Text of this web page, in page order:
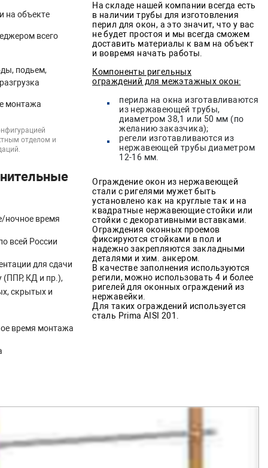
на объекте
всего
подьем,
монтажа
отделом и
ночное время
всей России
для сдачи
(ППР, КД и пр.),
скрытых и
время монтажа
На складе нашей компании всегда есть
в наличии трубы для изготовления
перил для окон, а это значит, что у вас
не будет простоя и мы всегда сможем
доставить материалы к вам на объект
и вовремя начать работы.
Компоненты ригельных
ограждений для межэтажных окон:
перила на окна изготавливаются
из нержавеющей трубы,
диаметром 38,1 или 50 мм (по
желанию заказчика);
регели изготавливаются из
нержавеющей трубы диаметром
12-16 мм.
Ограждение окон из нержавеющей
стали с ригелями мужет быть
установлено как на круглые так и на
квадратные нержавеющие стойки или
стойки с декоративными вставками.
Ограждения оконных проемов
фиксируются стойками в пол и
надежно закрепляются закладными
деталями и хим. анкером.
В качестве заполнения используются
регили, можно использовать 4 и более
ригелей для оконных ограждений из
нержавейки.
Для таких ограждений используется
сталь Prima AISI 201.